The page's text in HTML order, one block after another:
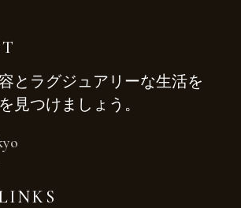
とラグジュアリーな生活を
見つけましょう。